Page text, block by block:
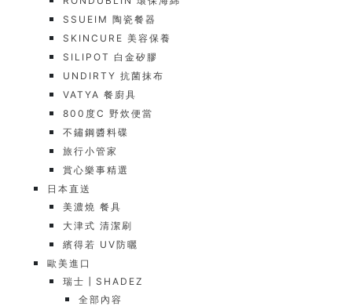
SSUEIM 陶瓷餐器
SKINCURE 美容保養
SILIPOT 白金矽膠
UNDIRTY 抗菌抹布
VATYA 餐廚具
800度C 野炊便當
不鏽鋼醬料碟
旅行小管家
賞心樂事精選
日本直送
美濃燒 餐具
大津式 清潔刷
繽得若 UV防曬
歐美進口
瑞士┃SHADEZ
全部內容